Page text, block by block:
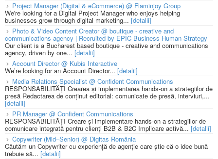
Project Manager (Digital & eCommerce) @ Flaminjoy Group
We're looking for a Digital Project Manager who enjoys helping
businesses grow through digital marketing... [detalii]
Photo & Video Content Creator @ boutique - creative and
communications agency | Recruited by EPIC Business Human Strategy
Our client is a Bucharest based boutique - creative and communications
agency, driven by one... [detalii]
Account Director @ Kubis Interactive
We’re looking for an Account Director... [detalii]
Media Relations Specialist @ Confident Communications
RESPONSABILITĂȚI Crearea și implementarea hands-on a strategiilor de
presă Redactarea de conținut editorial: comunicate de presă, interviuri,...
[detalii]
PR Manager @ Confident Communications
RESPONSABILITĂȚI Creare și implementare hands-on a strategiilor de
comunicare integrată pentru clienți B2B & B2C Implicare activă... [detalii]
Copywriter (Mid–Senior) @ Digitas România
Căutăm un Copywriter cu experiență de agenție care știe că o idee bună
trebuie să... [detalii]